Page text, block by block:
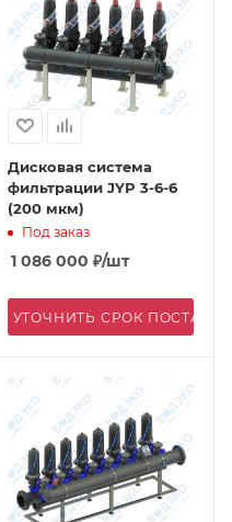
Дисковая система
фильтрации JYP 3-6-6
(200 мкм)
Под заказ
1 086 000 ₽/шт
УТОЧНИТЬ СРОК